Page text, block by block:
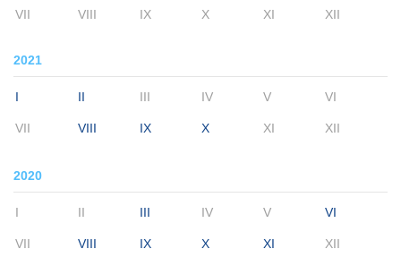
VII
VIII IX X XI XII
2021
I II III IV V VI
VII VIII IX X XI XII
2020
I II III IV V VI
VII VIII IX X XI XII